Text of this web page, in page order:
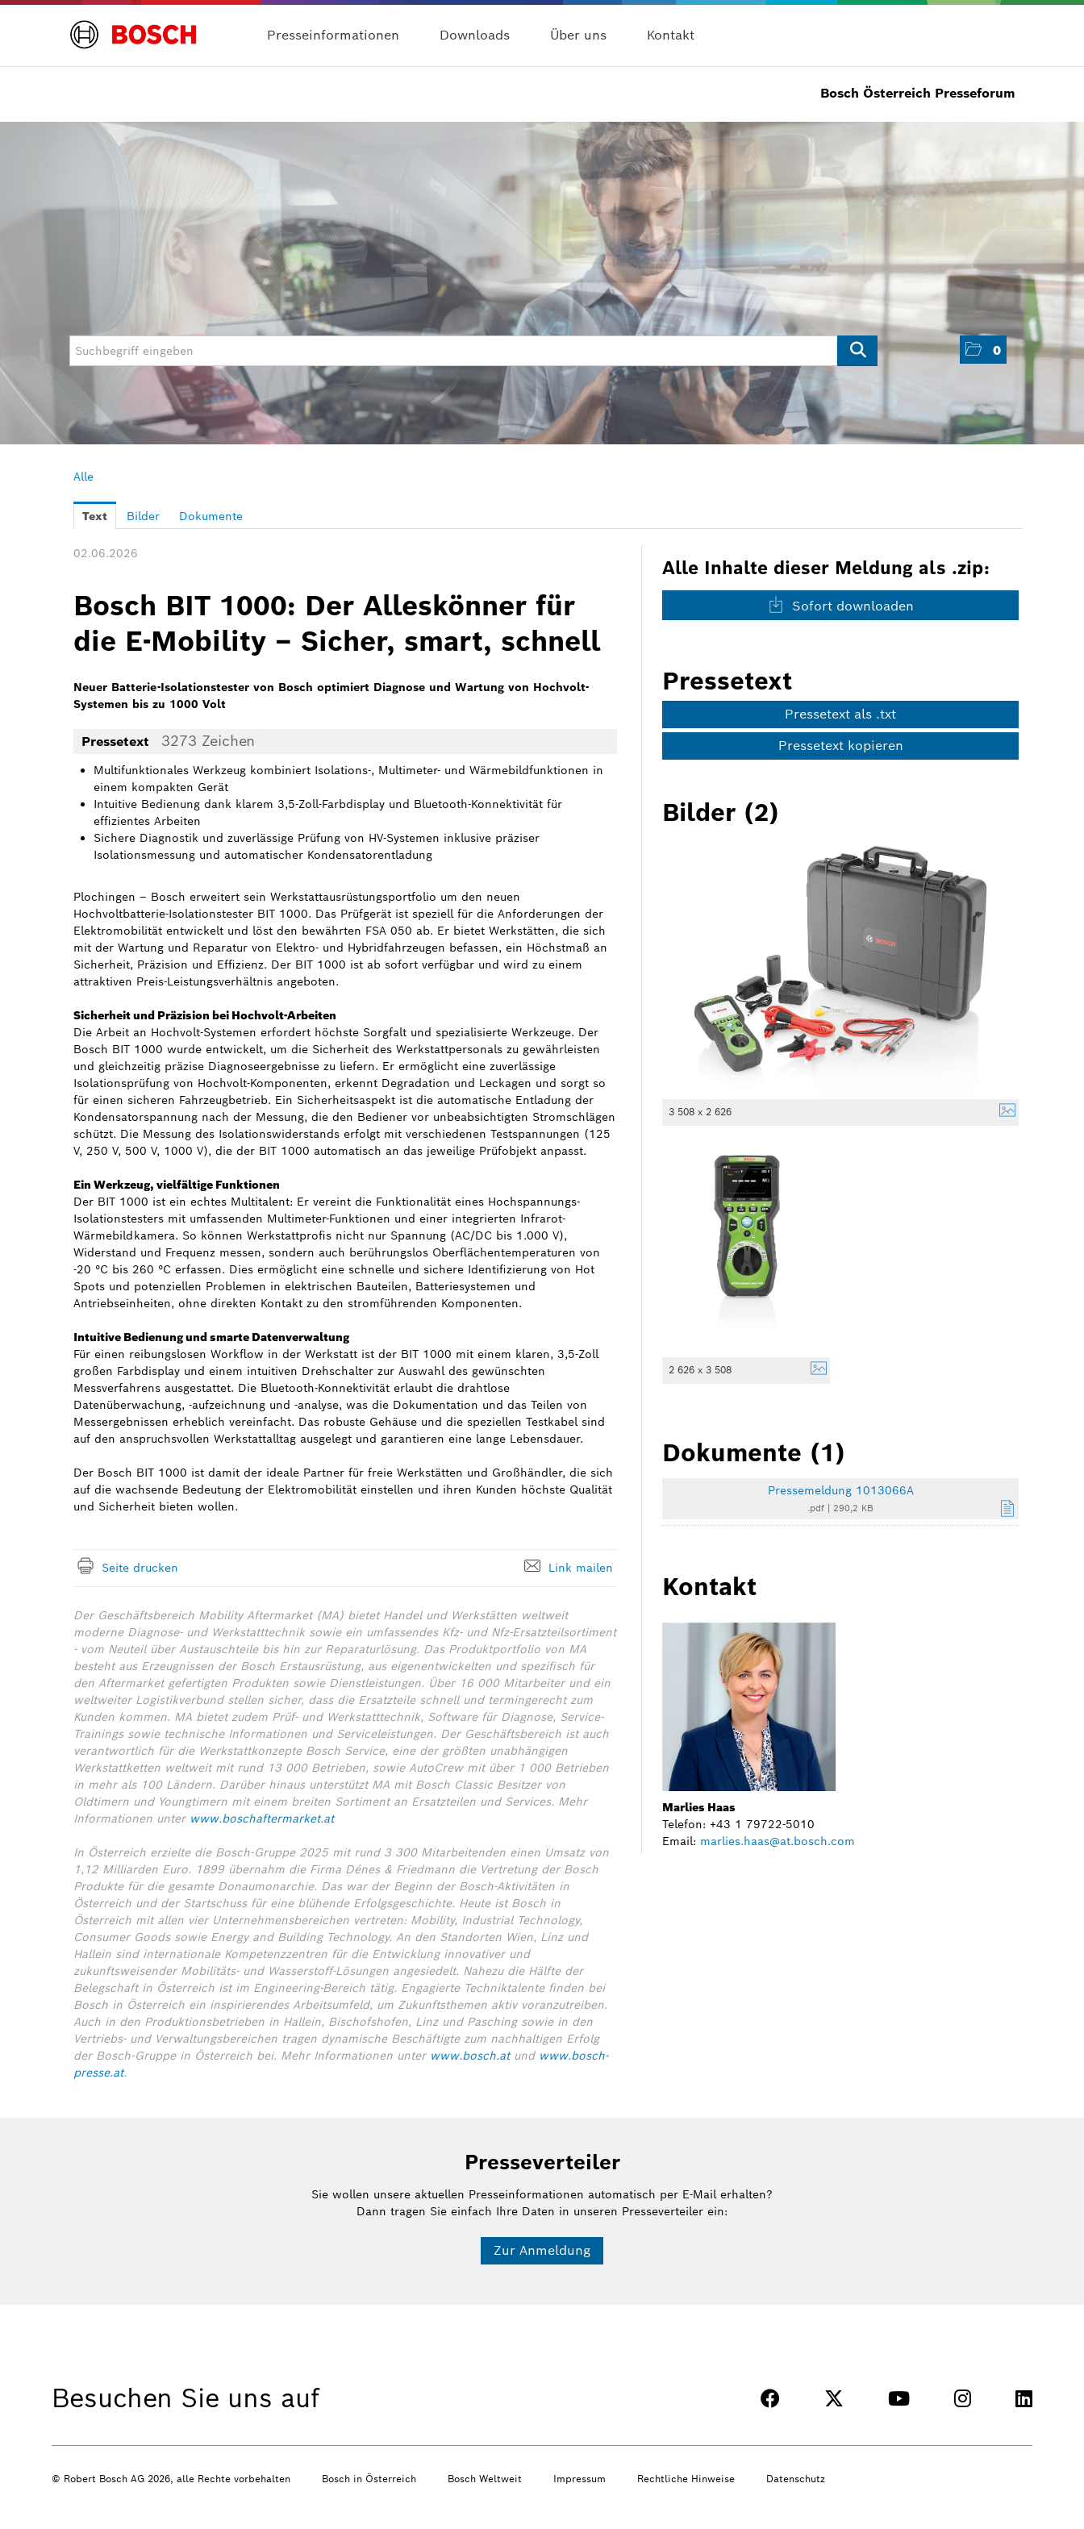
Presseinformationen Downloads Über uns Kontakt
0
Bosch Österreich Presseforum
Alle
Text Bilder Dokumente
02.06.2026
Bosch BIT 1000: Der Alleskönner für
die E-Mobility – Sicher, smart, schnell
Neuer Batterie-Isolationstester von Bosch optimiert Diagnose und Wartung von Hochvolt-
Systemen bis zu 1000 Volt
Pressetext 3273 Zeichen
Multifunktionales Werkzeug kombiniert Isolations-, Multimeter- und Wärmebildfunktionen in
einem kompakten Gerät
Intuitive Bedienung dank klarem 3,5-Zoll-Farbdisplay und Bluetooth-Konnektivität für
effizientes Arbeiten
Sichere Diagnostik und zuverlässige Prüfung von HV-Systemen inklusive präziser
Isolationsmessung und automatischer Kondensatorentladung
Plochingen – Bosch erweitert sein Werkstattausrüstungsportfolio um den neuen
Hochvoltbatterie-Isolationstester BIT 1000. Das Prüfgerät ist speziell für die Anforderungen der
Elektromobilität entwickelt und löst den bewährten FSA 050 ab. Er bietet Werkstätten, die sich
mit der Wartung und Reparatur von Elektro- und Hybridfahrzeugen befassen, ein Höchstmaß an
Sicherheit, Präzision und Effizienz. Der BIT 1000 ist ab sofort verfügbar und wird zu einem
attraktiven Preis-Leistungsverhältnis angeboten.
Sicherheit und Präzision bei Hochvolt-Arbeiten
Die Arbeit an Hochvolt-Systemen erfordert höchste Sorgfalt und spezialisierte Werkzeuge. Der
Bosch BIT 1000 wurde entwickelt, um die Sicherheit des Werkstattpersonals zu gewährleisten
und gleichzeitig präzise Diagnoseergebnisse zu liefern. Er ermöglicht eine zuverlässige
Isolationsprüfung von Hochvolt-Komponenten, erkennt Degradation und Leckagen und sorgt so
für einen sicheren Fahrzeugbetrieb. Ein Sicherheitsaspekt ist die automatische Entladung der
Kondensatorspannung nach der Messung, die den Bediener vor unbeabsichtigten Stromschlägen
schützt. Die Messung des Isolationswiderstands erfolgt mit verschiedenen Testspannungen (125
V, 250 V, 500 V, 1000 V), die der BIT 1000 automatisch an das jeweilige Prüfobjekt anpasst.
Ein Werkzeug, vielfältige Funktionen
Der BIT 1000 ist ein echtes Multitalent: Er vereint die Funktionalität eines Hochspannungs-
Isolationstesters mit umfassenden Multimeter-Funktionen und einer integrierten Infrarot-
Wärmebildkamera. So können Werkstattprofis nicht nur Spannung (AC/DC bis 1.000 V),
Widerstand und Frequenz messen, sondern auch berührungslos Oberflächentemperaturen von
-20 °C bis 260 °C erfassen. Dies ermöglicht eine schnelle und sichere Identifizierung von Hot
Spots und potenziellen Problemen in elektrischen Bauteilen, Batteriesystemen und
Antriebseinheiten, ohne direkten Kontakt zu den stromführenden Komponenten.
Intuitive Bedienung und smarte Datenverwaltung
Für einen reibungslosen Workflow in der Werkstatt ist der BIT 1000 mit einem klaren, 3,5-Zoll
großen Farbdisplay und einem intuitiven Drehschalter zur Auswahl des gewünschten
Messverfahrens ausgestattet. Die Bluetooth-Konnektivität erlaubt die drahtlose
Datenüberwachung, -aufzeichnung und -analyse, was die Dokumentation und das Teilen von
Messergebnissen erheblich vereinfacht. Das robuste Gehäuse und die speziellen Testkabel sind
auf den anspruchsvollen Werkstattalltag ausgelegt und garantieren eine lange Lebensdauer.
Der Bosch BIT 1000 ist damit der ideale Partner für freie Werkstätten und Großhändler, die sich
auf die wachsende Bedeutung der Elektromobilität einstellen und ihren Kunden höchste Qualität
und Sicherheit bieten wollen.
Seite drucken Link mailen
Der Geschäftsbereich Mobility Aftermarket (MA) bietet Handel und Werkstätten weltweit
moderne Diagnose- und Werkstatttechnik sowie ein umfassendes Kfz- und Nfz-Ersatzteilsortiment
- vom Neuteil über Austauschteile bis hin zur Reparaturlösung. Das Produktportfolio von MA
besteht aus Erzeugnissen der Bosch Erstausrüstung, aus eigenentwickelten und spezifisch für
den Aftermarket gefertigten Produkten sowie Dienstleistungen. Über 16 000 Mitarbeiter und ein
weltweiter Logistikverbund stellen sicher, dass die Ersatzteile schnell und termingerecht zum
Kunden kommen. MA bietet zudem Prüf- und Werkstatttechnik, Software für Diagnose, Service-
Trainings sowie technische Informationen und Serviceleistungen. Der Geschäftsbereich ist auch
verantwortlich für die Werkstattkonzepte Bosch Service, eine der größten unabhängigen
Werkstattketten weltweit mit rund 13 000 Betrieben, sowie AutoCrew mit über 1 000 Betrieben
in mehr als 100 Ländern. Darüber hinaus unterstützt MA mit Bosch Classic Besitzer von
Oldtimern und Youngtimern mit einem breiten Sortiment an Ersatzteilen und Services. Mehr
Informationen unter www.boschaftermarket.at
In Österreich erzielte die Bosch-Gruppe 2025 mit rund 3 300 Mitarbeitenden einen Umsatz von
1,12 Milliarden Euro. 1899 übernahm die Firma Dénes & Friedmann die Vertretung der Bosch
Produkte für die gesamte Donaumonarchie. Das war der Beginn der Bosch-Aktivitäten in
Österreich und der Startschuss für eine blühende Erfolgsgeschichte. Heute ist Bosch in
Österreich mit allen vier Unternehmensbereichen vertreten: Mobility, Industrial Technology,
Consumer Goods sowie Energy and Building Technology. An den Standorten Wien, Linz und
Hallein sind internationale Kompetenzzentren für die Entwicklung innovativer und
zukunftsweisender Mobilitäts- und Wasserstoff-Lösungen angesiedelt. Nahezu die Hälfte der
Belegschaft in Österreich ist im Engineering-Bereich tätig. Engagierte Techniktalente finden bei
Bosch in Österreich ein inspirierendes Arbeitsumfeld, um Zukunftsthemen aktiv voranzutreiben.
Auch in den Produktionsbetrieben in Hallein, Bischofshofen, Linz und Pasching sowie in den
Vertriebs- und Verwaltungsbereichen tragen dynamische Beschäftigte zum nachhaltigen Erfolg
der Bosch-Gruppe in Österreich bei. Mehr Informationen unter www.bosch.atund www.bosch-
presse.at.
Alle Inhalte dieser Meldung als .zip:
Sofort downloaden
Pressetext
Pressetext als .txt
Pressetext kopieren
Bilder (2)
3 508 x 2 626
2 626 x 3 508
Dokumente (1)
Pressemeldung 1013066A
.pdf |290,2 KB
Kontakt
Marlies Haas
Telefon: +43 1 79722-5010
Email: marlies.haas@at.bosch.com
Presseverteiler
Sie wollen unsere aktuellen Presseinformationen automatisch per E-Mail erhalten?
Dann tragen Sie einfach Ihre Daten in unseren Presseverteiler ein:
Zur Anmeldung
Besuchen Sie uns auf
© Robert Bosch AG 2026, alle Rechte vorbehalten Bosch in Österreich Bosch Weltweit Impressum Rechtliche Hinweise Datenschutz